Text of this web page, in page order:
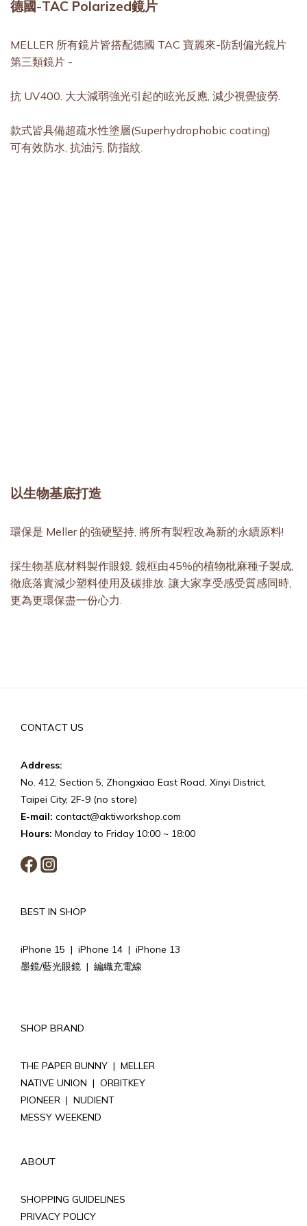
德國-TAC Polarized鏡片
MELLER 所有鏡片皆搭配德國 TAC 寶麗來-防刮偏光鏡片
第三類鏡片 -
抗 UV400. 大大減弱強光引起的眩光反應, 減少視覺疲勞.
款式皆具備超疏水性塗層(Superhydrophobic coating)
可有效防水, 抗油污, 防指紋.
以生物基底打造
環保是 Meller 的強硬堅持, 將所有製程改為新的永續原料!
採生物基底材料製作眼鏡. 鏡框由45%的植物枇麻種子製成,
徹底落實減少塑料使用及碳排放. 讓大家享受感受質感同時,
更為更環保盡一份心力.
CONTACT US
Address:
No. 412, Section 5, Zhongxiao East Road, Xinyi District,
Taipei City, 2F-9 (no store)
E-mail: contact@aktiworkshop.com
Hours: Monday to Friday 10:00 ~ 18:00
BEST IN SHOP
iPhone 15 | iPhone 14 | iPhone 13
墨鏡/藍光眼鏡 | 編織充電線
SHOP BRAND
THE PAPER BUNNY | MELLER
NATIVE UNION | ORBITKEY
PIONEER | NUDIENT
MESSY WEEKEND
ABOUT
SHOPPING GUIDELINES
PRIVACY POLICY